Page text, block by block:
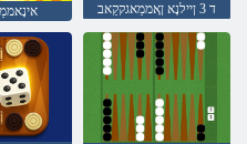
ד 3 ןיילנָא ןָאממַאגקקַאב